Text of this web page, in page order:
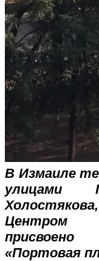
В Измаиле
улицами
Центром
«Портовая